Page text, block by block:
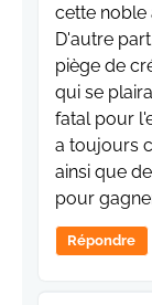
cette noble
D'autre
piège de
qui se
fatal pour
a toujours
ainsi que
pour
Répondre